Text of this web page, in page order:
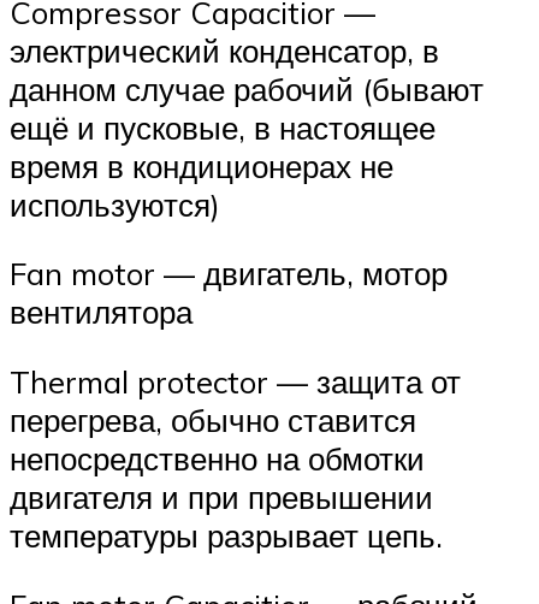
Compressor Capacitior —
электрический конденсатор, в
данном случае рабочий (бывают
ещё и пусковые, в настоящее
время в кондиционерах не
используются)
Fan motor — двигатель, мотор
вентилятора
Thermal protector — защита от
перегрева, обычно ставится
непосредственно на обмотки
двигателя и при превышении
температуры разрывает цепь.